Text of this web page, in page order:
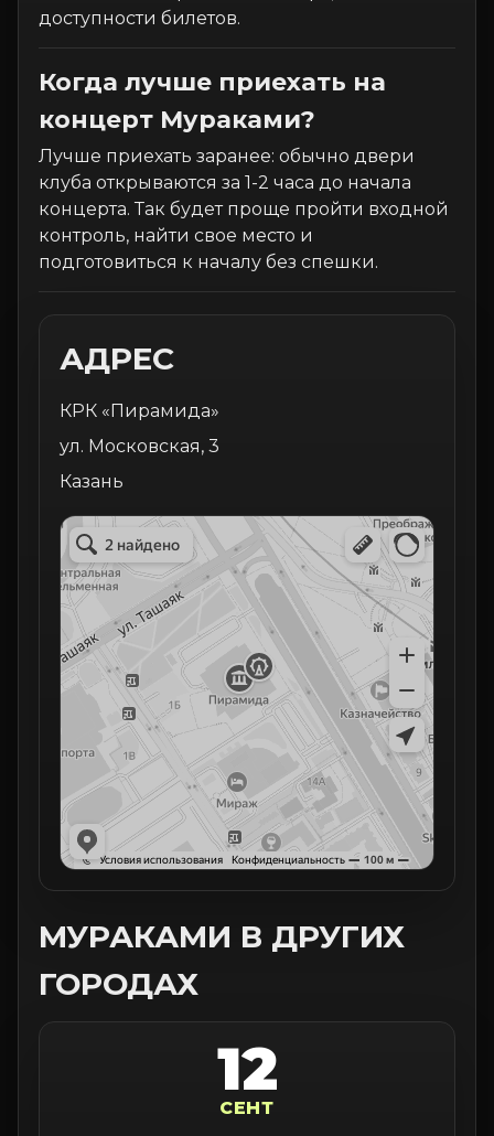
доступности билетов.
Когда лучше приехать на
концерт Мураками?
Лучше приехать заранее: обычно двери
клуба открываются за 1-2 часа до начала
концерта. Так будет проще пройти входной
контроль, найти свое место и
подготовиться к началу без спешки.
АДРЕС
КРК «Пирамида»
ул. Московская, 3
Казань
МУРАКАМИ В ДРУГИХ
ГОРОДАХ
12
СЕНТ